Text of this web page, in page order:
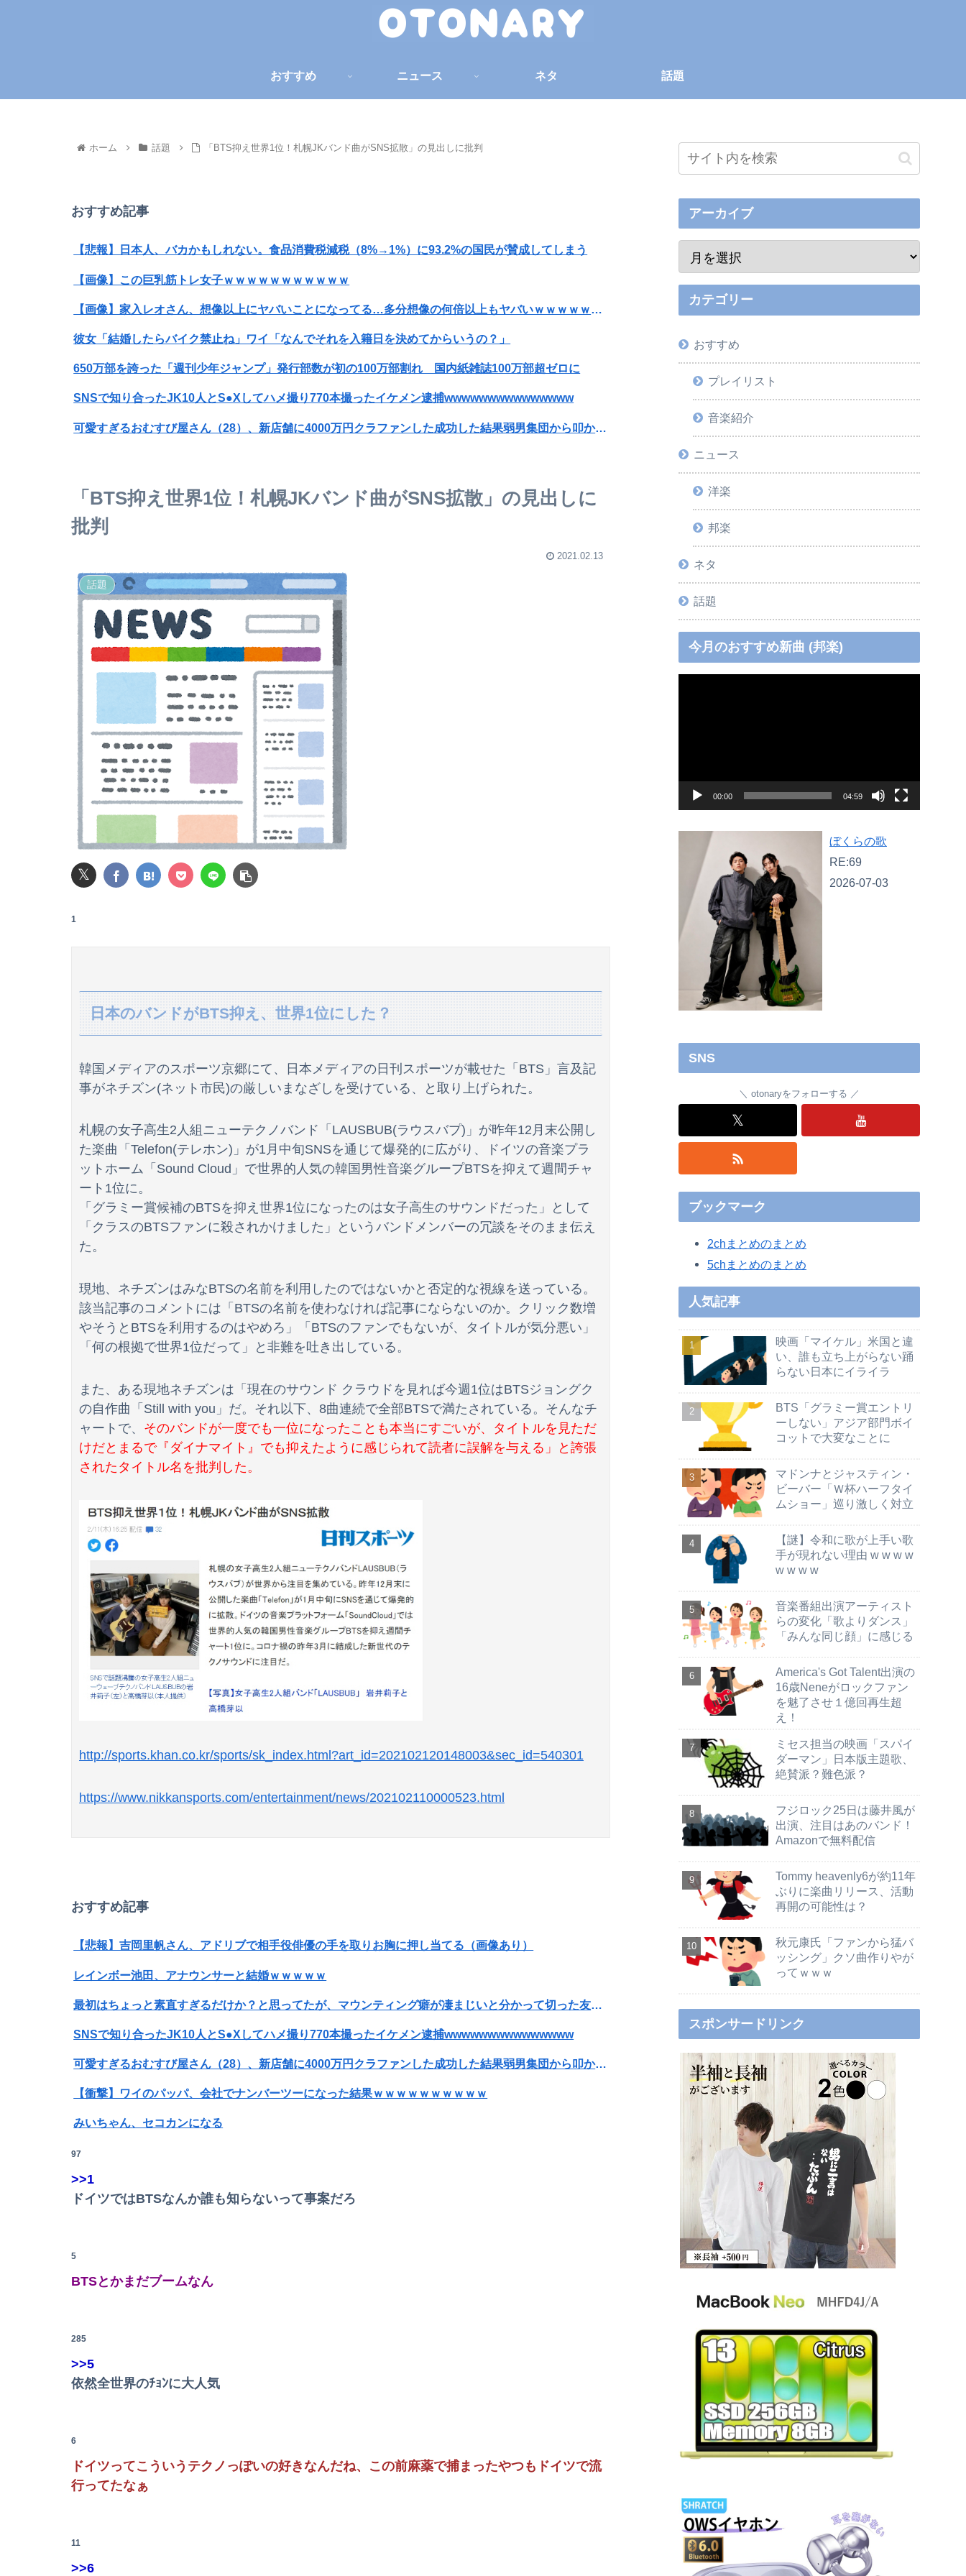
おすすめ ニュース ネタ 話題
ホーム 話題 「BTS抑え世界1位！札幌JKバンド曲がSNS拡散」の見出しに批判
おすすめ記事
【悲報】日本人、バカかもしれない。食品消費税減税（8%→1%）に93.2%の国民が賛成してしまう
【画像】この巨乳筋トレ女子ｗｗｗｗｗｗｗｗｗｗｗ
【画像】家入レオさん、想像以上にヤバいことになってる…多分想像の何倍以上もヤバいｗｗｗｗｗｗｗｗｗｗｗｗｗｗ
彼女「結婚したらバイク禁止ね」ワイ「なんでそれを入籍日を決めてからいうの？」
650万部を誇った「週刊少年ジャンプ」発行部数が初の100万部割れ 国内紙雑誌100万部超ゼロに
SNSで知り合ったJK10人とS●Xしてハメ撮り770本撮ったイケメン逮捕wwwwwwwwwwwwwww
可愛すぎるおむすび屋さん（28）、新店舗に4000万円クラファンした成功した結果弱男集団から叩かれてしまうｗｗｗｗ
みいちゃん、セコカンになる
女性「レイプされました」検事「嘘では？」女性「傷ついたので訴えます」
アットコスメのプレゼント企画当たったことある人
通販雑誌の会社で派遣してた頃女3人組にいじめを受けてた。しかし今現在その会社は…
SNSで話題のお話、みんなはどう思う？
シャンプー何プッシュしますか？
【悲報】吉岡里帆さん、アドリブで相手役俳優の手を取りお胸に押し当てる（画像あり）
レインボー池田、アナウンサーと結婚ｗｗｗｗｗ
【動画】福岡の電車、複数の駅で「チンポッ❤」というアナウンスが流れ大騒ぎwwwwwwwww
【画像】井口裕香(36)、タンクトップがはち切れそうなくらいデカイｗｗｗｗｗｗｗｗｗｗｗ
ワイの職場の後輩女子、かわいくていい匂いするけどマジでとんでもなく無能
長瀬智也さん、バイク画像を投稿するも見た目が汚らしいとネットの女性たちから批判…謝罪
【動画】両方馬鹿（笑）ミニストップでトラックと衝突したドラレコが（ノ∇`）
転校生と仲良くなってその子の家に遊びに行ったら私が小さい頃に撮った写真があった
【画像】日焼け口リの締まったお尻っていいよね！ｗｗｗｗｗ
【動画】うそでしょー！藤沢市で撮影された予測可能割合が気になる事故のドラレコ。
【画像】職場のデカケツ同僚女の家に上がってこうなったらハメる？
西山朋佳女流三冠、女性初の棋士資格懸かる白玲戦「今まで通りに」
毒親に育てられた義姉夫の可哀想アピールがイライラする。
【画像】ブランチリポーターさん、阿波踊りでワキ祭り
【動画】アメリカ人なら絶対目が覚める目覚まし時計がこちらｗｗｗｗｗ
【戦慄】毎日新聞記者（47）、ペンではなく「包丁」を握ってしまった結果・・・・・
海外「日本人はなんて気高いんだ！」 英高級紙も驚愕した極限の中の日本人の姿に世界が衝撃
【速報】江別大学生暴行死 “主犯格”の特定少年・川口侑斗被告に「無期懲役」の判決 当時17歳少年に「懲役30年」の判決
【動画】ゲーフリ新作、とんでもない手抜きをしてしまうwwwww
Powered by livedoor 相互RSS
「BTS抑え世界1位！札幌JKバンド曲がSNS拡散」の見出しに
批判
2021.02.13
話題
𝕏
1
日本のバンドがBTS抑え、世界1位にした？
韓国メディアのスポーツ京郷にて、日本メディアの日刊スポーツが載せた「BTS」言及記
事がネチズン(ネット市民)の厳しいまなざしを受けている、と取り上げられた。
札幌の女子高生2人組ニューテクノバンド「LAUSBUB(ラウスバプ)」が昨年12月末公開し
た楽曲「Telefon(テレホン)」が1月中旬SNSを通じて爆発的に広がり、ドイツの音楽プラ
ットホーム「Sound Cloud」で世界的人気の韓国男性音楽グループBTSを抑えて週間チャ
ート1位に。
「グラミー賞候補のBTSを抑え世界1位になったのは女子高生のサウンドだった」として
「クラスのBTSファンに殺されかけました」というバンドメンバーの冗談をそのまま伝え
た。
現地、ネチズンはみなBTSの名前を利用したのではないかと否定的な視線を送っている。
該当記事のコメントには「BTSの名前を使わなければ記事にならないのか。クリック数増
やそうとBTSを利用するのはやめろ」「BTSのファンでもないが、タイトルが気分悪い」
「何の根拠で世界1位だって」と非難を吐き出している。
また、ある現地ネチズンは「現在のサウンド クラウドを見れば今週1位はBTSジョングク
の自作曲「Still with you」だ。それ以下、8曲連続で全部BTSで満たされている。そんなチ
ャートで、 そのバンドが一度でも一位になったことも本当にすごいが、タイトルを見ただ
けだとまるで『ダイナマイト』でも抑えたように感じられて読者に誤解を与える」と誇張
されたタイトル名を批判した。
http://sports.khan.co.kr/sports/sk_index.html?art_id=202102120148003&sec_id=540301
https://www.nikkansports.com/entertainment/news/202102110000523.html
おすすめ記事
【悲報】吉岡里帆さん、アドリブで相手役俳優の手を取りお胸に押し当てる（画像あり）
レインボー池田、アナウンサーと結婚ｗｗｗｗｗ
最初はちょっと素直すぎるだけか？と思ってたが、マウンティング癖が凄まじいと分かって切った友人がいた
SNSで知り合ったJK10人とS●Xしてハメ撮り770本撮ったイケメン逮捕wwwwwwwwwwwwwww
可愛すぎるおむすび屋さん（28）、新店舗に4000万円クラファンした成功した結果弱男集団から叩かれてしまうｗｗｗｗ
【衝撃】ワイのパッパ、会社でナンバーツーになった結果ｗｗｗｗｗｗｗｗｗｗ
みいちゃん、セコカンになる
女性「レイプされました」検事「嘘では？」女性「傷ついたので訴えます」
【動画】福岡の電車、複数の駅で「チンポッ❤」というアナウンスが流れ大騒ぎwwwwwwwww
長瀬智也さん、バイク画像を投稿するも見た目が汚らしいとネットの女性たちから批判…謝罪
【動画】両方馬鹿（笑）ミニストップでトラックと衝突したドラレコが（ノ∇`）
転校生と仲良くなってその子の家に遊びに行ったら私が小さい頃に撮った写真があった
【悲報】日本人、バカかもしれない。食品消費税減税（8%→1%）に93.2%の国民が賛成してしまう
西山朋佳女流三冠、女性初の棋士資格懸かる白玲戦「今まで通りに」
毒親に育てられた義姉夫の可哀想アピールがイライラする。
97
>>1
ドイツではBTSなんか誰も知らないって事案だろ
5
BTSとかまだブームなん
285
>>5
依然全世界のﾁｮﾝに大人気
6
ドイツってこういうテクノっぽいの好きなんだね、この前麻薬で捕まったやつもドイツで流
行ってたなぁ
11
>>6
アーカイブ
カテゴリー
おすすめ
プレイリスト
音楽紹介
ニュース
洋楽
邦楽
ネタ
話題
今月のおすすめ新曲 (邦楽)
ー
00:00 04:59
ぼくらの歌
RE:69
2026-07-03
SNS
otonaryをフォローする
𝕏
ブックマーク
2chまとめのまとめ
5chまとめのまとめ
人気記事
映画「マイケル」米国と違
い、誰も立ち上がらない踊
らない日本にイライラ
BTS「グラミー賞エントリ
ーしない」アジア部門ボイ
コットで大変なことに
マドンナとジャスティン・
ビーバー「Ｗ杯ハーフタイ
ムショー」巡り激しく対立
【謎】令和に歌が上手い歌
手が現れない理由 w w w w
w w w w
音楽番組出演アーティスト
らの変化「歌よりダンス」
「みんな同じ顔」に感じる
America's Got Talent出演の
16歳Neneがロックファン
を魅了させ１億回再生超
え！
ミセス担当の映画「スパイ
ダーマン」日本版主題歌、
絶賛派？難色派？
フジロック25日は藤井風が
出演、注目はあのバンド！
Amazonで無料配信
Tommy heavenly6が約11年
ぶりに楽曲リリース、活動
再開の可能性は？
秋元康氏「ファンから猛バ
ッシング」クソ曲作りやが
ってｗｗｗ
スポンサードリンク